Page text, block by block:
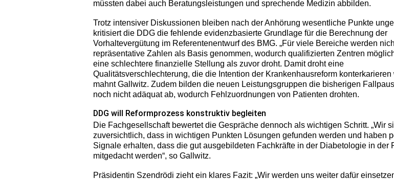
müssten dabei auch Beratungsleistungen und sprechende Medizin abbilden.
Trotz intensiver Diskussionen bleiben nach der Anhörung wesentliche Punkte
kritisiert die DDG die fehlende evidenzbasierte Grundlage für die Berechnung der
Vorhaltevergütung im Referentenentwurf des BMG. „Für viele Bereiche werden
repräsentative Zahlen als Basis genommen, wodurch qualifizierten Zentren
eine schlechtere finanzielle Stellung als zuvor droht. Damit droht eine
Qualitätsverschlechterung, die die Intention der Krankenhausreform konterkarieren
mahnt Gallwitz. Zudem bilden die neuen Leistungsgruppen die bisherigen
noch nicht adäquat ab, wodurch Fehlzuordnungen von Patienten drohten.
DDG will Reformprozess konstruktiv begleiten
Die Fachgesellschaft bewertet die Gespräche dennoch als wichtigen Schritt. „Wir
zuversichtlich, dass in wichtigen Punkten Lösungen gefunden werden und haben
Signale erhalten, dass die gut ausgebildeten Fachkräfte in der Diabetologie in der
mitgedacht werden“, so Gallwitz.
Präsidentin Szendrödi zieht ein klares Fazit: „Wir werden uns weiter dafür